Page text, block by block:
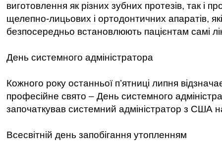
виготовлення як різних зубних протезів, так і
щелепно-лицьових і ортодонтичних апаратів,
безпосередньо встановлюють пацієнтам самі
День системного адміністратора
Кожного року останньої п’ятниці липня
професійне свято – День системного
започаткував системний адміністратор з США
Всесвітній день запобігання утопленням